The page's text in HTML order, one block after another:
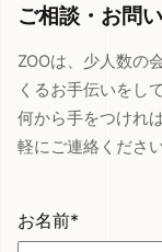
ご相談・お問
ZOOは、少人数の
くるお手伝いをし
何から手をつけれ
軽にご連絡ください
お名前*